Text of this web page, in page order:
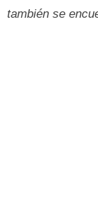
también se